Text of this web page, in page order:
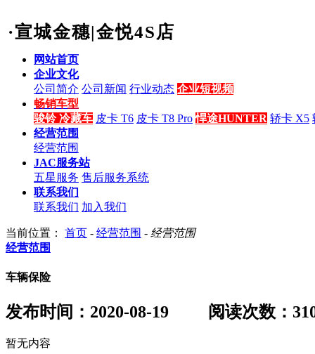
·宣城金穗|金悦4S店
网站首页
企业文化
公司简介 公司新闻 行业动态 企业短视频
畅销车型
骏铃 冷藏车 皮卡 T6 皮卡 T8 Pro 悍途HUNTER 轿卡 X5
经营范围
经营范围
JAC服务站
五星服务 售后服务系统
联系我们
联系我们 加入我们
当前位置： 首页 - 经营范围 - 经营范围
经营范围
车辆保险
发布时间：2020-08-19 阅读次数：
暂无内容